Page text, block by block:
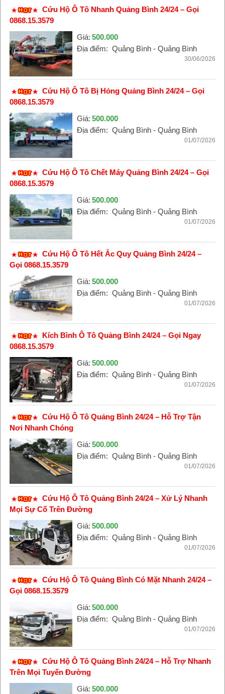
Cứu Hộ Ô Tô Nhanh Quảng Bình 24/24 – Gọi
0868.15.3579
Giá: 500.000
Địa điểm: Quảng Bình - Quảng Bình
30/06/2026
Cứu Hộ Ô Tô Bị Hỏng Quảng Bình 24/24 – Gọi
0868.15.3579
Giá: 500.000
Địa điểm: Quảng Bình - Quảng Bình
01/07/2026
Cứu Hộ Ô Tô Chết Máy Quảng Bình 24/24 – Gọi
0868.15.3579
Giá: 500.000
Địa điểm: Quảng Bình - Quảng Bình
01/07/2026
Cứu Hộ Ô Tô Hết Ắc Quy Quảng Bình 24/24 –
Gọi 0868.15.3579
Giá: 500.000
Địa điểm: Quảng Bình - Quảng Bình
01/07/2026
Kích Bình Ô Tô Quảng Bình 24/24 – Gọi Ngay
0868.15.3579
Giá: 500.000
Địa điểm: Quảng Bình - Quảng Bình
01/07/2026
Cứu Hộ Ô Tô Quảng Bình 24/24 – Hỗ Trợ Tận
Nơi Nhanh Chóng
Giá: 500.000
Địa điểm: Quảng Bình - Quảng Bình
01/07/2026
Cứu Hộ Ô Tô Quảng Bình 24/24 – Xử Lý Nhanh
Mọi Sự Cố Trên Đường
Giá: 500.000
Địa điểm: Quảng Bình - Quảng Bình
01/07/2026
Cứu Hộ Ô Tô Quảng Bình Có Mặt Nhanh 24/24 –
Gọi 0868.15.3579
Giá: 500.000
Địa điểm: Quảng Bình - Quảng Bình
01/07/2026
Cứu Hộ Ô Tô Quảng Bình 24/24 – Hỗ Trợ Nhanh
Trên Mọi Tuyến Đường
Giá: 500.000